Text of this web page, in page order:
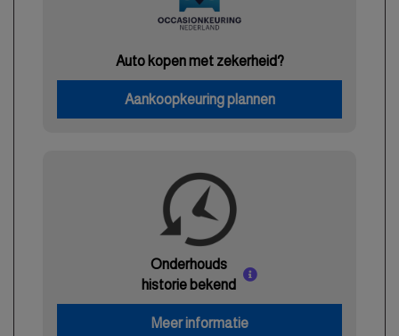
Auto kopen met zekerheid?
Aankoopkeuring plannen
Onderhouds
historie bekend
Meer informatie